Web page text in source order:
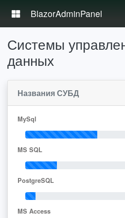
BlazorAdminPanel
Системы
данных
Названия СУБД
MySql
43,46%
MS SQL
18,97%
PostgreSQL
5,51
MS Access